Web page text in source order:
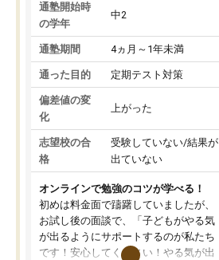
通塾開始時
の学年
中2
通塾期間 4ヵ月～1年未満
通った目的 定期テスト対策
偏差値の変
化
上がった
志望校の合
格
受験していない/結果が
出ていない
オンラインで勉強のコツが学べる！
初めは料金面で躊躇していましたが、
お試し後の面談で、「子どもがやる気
が出るようにサポートするのが私たち
です！安心してください！やる気が出